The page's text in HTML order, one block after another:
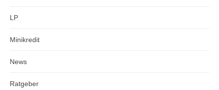
LP
Minikredit
News
Ratgeber